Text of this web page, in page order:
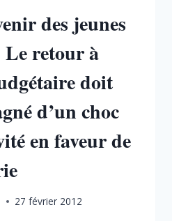
des jeunes
Le retour à
doit
d’un choc
en faveur de
27 février 2012